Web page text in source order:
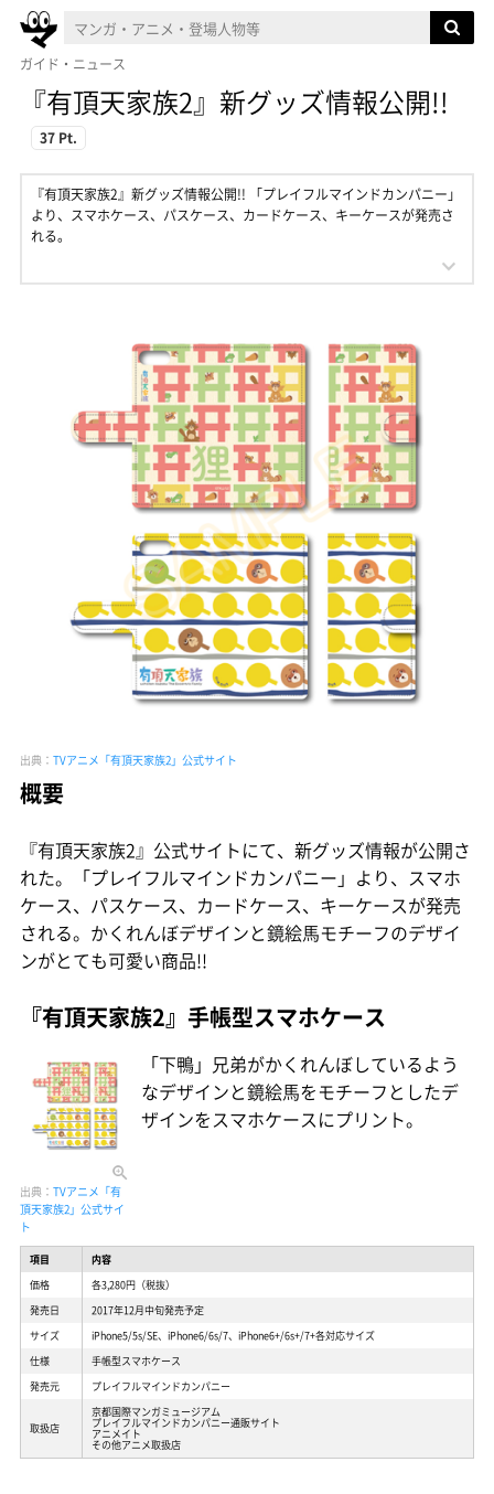
ガイド・ニュース
『有頂天家族2』新グッズ情報公開!!
37 Pt.
『有頂天家族2』新グッズ情報公開!! 「プレイフルマインドカンパニー」
より、スマホケース、パスケース、カードケース、キーケースが発売さ
れる。
出典： TVアニメ「有頂天家族2」公式サイト
概要
『有頂天家族2』公式サイトにて、新グッズ情報が公開さ
れた。「プレイフルマインドカンパニー」より、スマホ
ケース、パスケース、カードケース、キーケースが発売
される。かくれんぼデザインと鏡絵馬モチーフのデザイ
ンがとても可愛い商品!!
『有頂天家族2』手帳型スマホケース
出典： TVアニメ「有
頂天家族2」公式サイ
ト
「下鴨」兄弟がかくれんぼしているよう
なデザインと鏡絵馬をモチーフとしたデ
ザインをスマホケースにプリント。
項目
内容
価格
各3,280円（税抜）
発売日
2017年12月中旬発売予定
サイズ
iPhone5/5s/SE、iPhone6/6s/7、iPhone6+/6s+/7+各対応サイズ
仕様
手帳型スマホケース
発売元
プレイフルマインドカンパニー
取扱店
京都国際マンガミュージアム
プレイフルマインドカンパニー通販サイト
アニメイト
その他アニメ取扱店